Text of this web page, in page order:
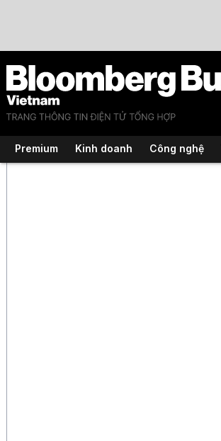
Premium Kinh doanh Công nghệ